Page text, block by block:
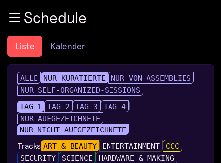
Zum InhaltSchedule
Liste Kalender
ALLE NUR KURATIERTE
NUR VON ASSEMBLIES
NUR SELF-ORGANIZED-SESSIONS
TAG 1
TAG 2 TAG 3
TAG 4
NUR AUFGEZEICHNETE
NUR NICHT AUFGEZEICHNETE
Tracks ART & BEAUTY ENTERTAINMENT
CCC
SECURITY
SCIENCE
HARDWARE & MAKING